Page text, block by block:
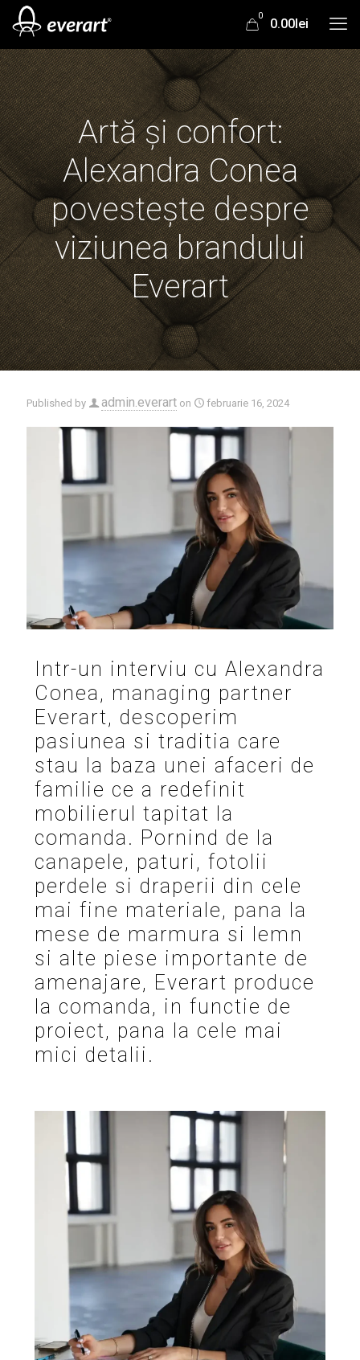
0
0.00lei
Artă și confort:
Alexandra Conea
povestește despre
viziunea brandului
Everart
Published by admin.everart on februarie 16, 2024
Intr-un interviu cu Alexandra
Conea, managing partner
Everart, descoperim
pasiunea si traditia care
stau la baza unei afaceri de
familie ce a redefinit
mobilierul tapitat la
comanda. Pornind de la
canapele, paturi, fotolii
perdele si draperii din cele
mai fine materiale, pana la
mese de marmura si lemn
si alte piese importante de
amenajare, Everart produce
la comanda, in functie de
proiect, pana la cele mai
mici detalii.